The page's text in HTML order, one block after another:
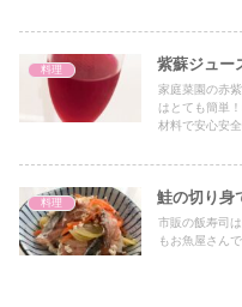
料理 紫蘇ジュー
家庭菜園の赤
はとても簡単
材料で安心安全
料理 鮭の切り身
市販の飯寿司
もお魚屋さん